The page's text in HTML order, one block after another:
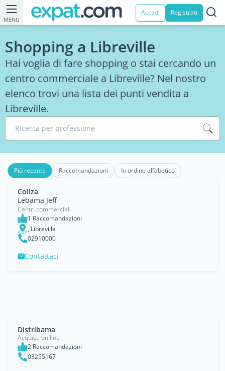
MENU
Accedi Registrati
Shopping a Libreville
Hai voglia di fare shopping o stai cercando un
centro commerciale a Libreville? Nel nostro
elenco trovi una lista dei punti vendita a
Libreville.
Ricerca per professione
Più recente Raccomandazioni In ordine alfabetico
Coliza
Lebama Jeff
Centri commerciali
1 Raccomandazioni
, Libreville
02910000
Contattaci
Distribama
Acquisti on line
2 Raccomandazioni
03255167